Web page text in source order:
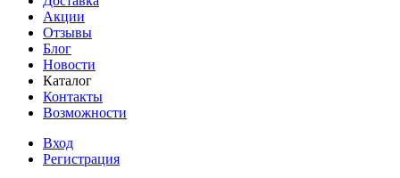
Акции
Отзывы
Блог
Новости
Каталог
Контакты
Возможности
Вход
Регистрация